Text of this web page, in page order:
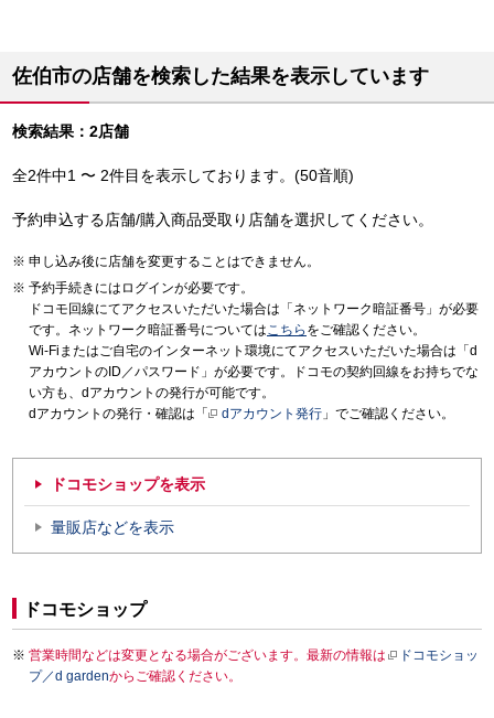
佐伯市の店舗を検索した結果を表示しています
検索結果：2店舗
全2件中1 〜 2件目を表示しております。(50音順)
予約申込する店舗/購入商品受取り店舗を選択してください。
申し込み後に店舗を変更することはできません。
予約手続きにはログインが必要です。
ドコモ回線にてアクセスいただいた場合は「ネットワーク暗証番号」が必要
です。ネットワーク暗証番号についてはこちら をご確認ください。
Wi-Fiまたはご自宅のインターネット環境にてアクセスいただいた場合は「d
アカウントのID／パスワード」が必要です。ドコモの契約回線をお持ちでな
い方も、dアカウントの発行が可能です。
dアカウントの発行・確認は「
dアカウント発行 」でご確認ください。
ドコモショップを表示
量販店などを表示
ドコモショップ
営業時間などは変更となる場合がございます。最新の情報は
ドコモショッ
プ／d gardenからご確認ください。